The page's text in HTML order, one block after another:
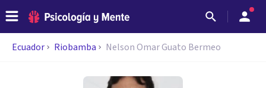
Ecuador Riobamba Nelson Omar Guato Bermeo